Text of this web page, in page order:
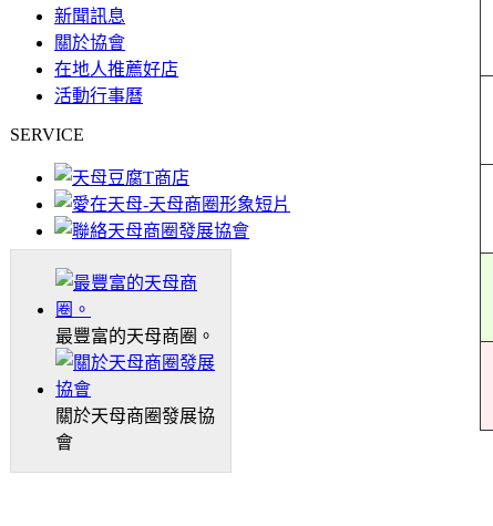
新聞訊息
關於協會
在地人推薦好店
活動行事曆
SERVICE
最豐富的天母商圈。
關於天母商圈發展協
會